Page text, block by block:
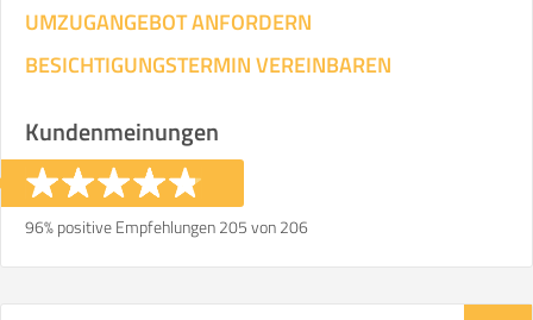
UMZUGANGEBOT ANFORDERN
BESICHTIGUNGSTERMIN VEREINBAREN
Kundenmeinungen
96% positive Empfehlungen 205 von 206